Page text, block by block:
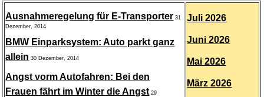
Ausnahmeregelung für E-Transporter 31
Dezember, 2014
BMW Einparksystem: Auto parkt ganz
allein 30 Dezember, 2014
Angst vorm Autofahren: Bei den
Frauen fährt im Winter die Angst 29
Juli 2026
Juni 2026
Mai 2026
März 2026